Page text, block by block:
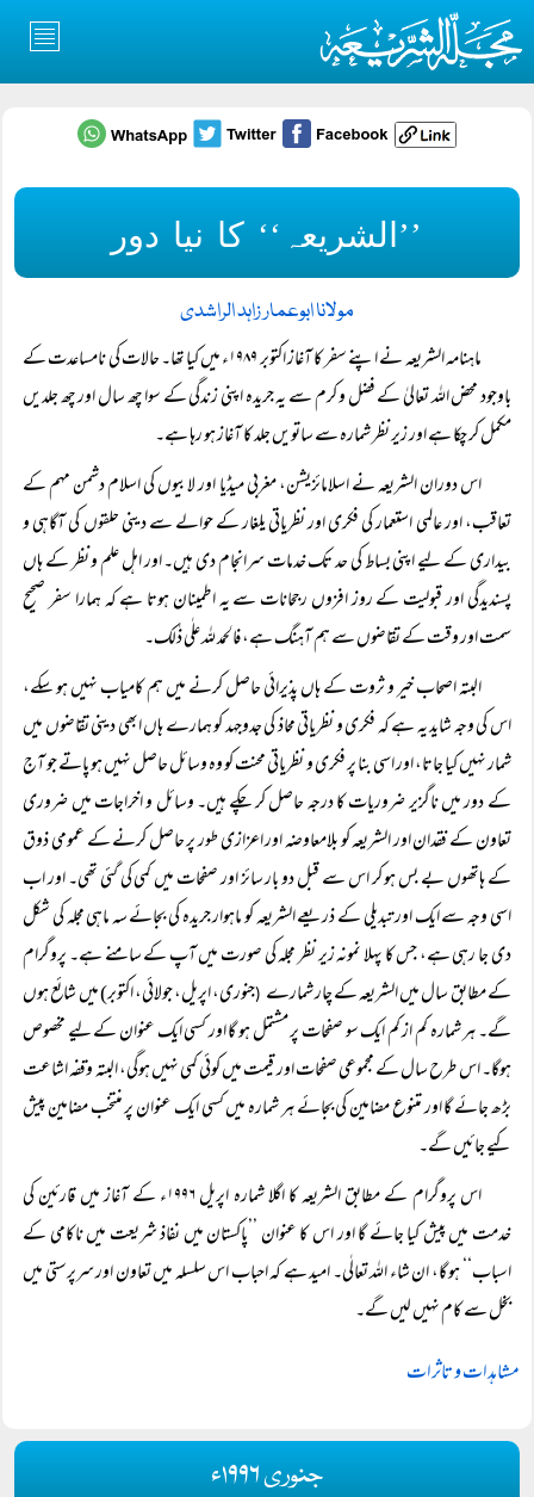
’’الشریعہ‘‘ کا نیا دور
مولانا ابوعمار زاہد الراشدی
ماہنامہ الشریعہ نے اپنے سفر کا آغاز اکتوبر ۱۹۸۹ء میں کیا تھا۔ حالات کی نامساعدت کے
باوجود محض اللہ تعالیٰ کے فضل و کرم سے یہ جریدہ اپنی زندگی کے سوا چھ سال اور چھ جلدیں
مکمل کر چکا ہے اور زیر نظر شمارہ سے ساتویں جلد کا آغاز ہو رہا ہے۔
اس دوران الشریعہ نے اسلامائزیشن، مغربی میڈیا اور لابیوں کی اسلام دشمن مہم کے
تعاقب، اور عالمی استعمار کی فکری اور نظریاتی یلغار کے حوالے سے دینی حلقوں کی آگاہی و
بیداری کے لیے اپنی بساط کی حد تک خدمات سرانجام دی ہیں۔ اور اہل علم و نظر کے ہاں
پسندیدگی اور قبولیت کے روز افزوں رجحانات سے یہ اطمینان ہوتا ہے کہ ہمارا سفر صحیح
سمت اور وقت کے تقاضوں سے ہم آہنگ ہے، فالحمد للہ علٰی ذٰلک۔
البتہ اصحاب خیر و ثروت کے ہاں پذیرائی حاصل کرنے میں ہم کامیاب نہیں ہو سکے،
اس کی وجہ شاید یہ ہے کہ فکری و نظریاتی محاذ کی جدوجہد کو ہمارے ہاں ابھی دینی تقاضوں میں
شمار نہیں کیا جاتا، اور اسی بنا پر فکری و نظریاتی محنت کو وہ وسائل حاصل نہیں ہو پاتے جو آج
کے دور میں ناگزیر ضروریات کا درجہ حاصل کر چکے ہیں۔ وسائل و اخراجات میں ضروری
تعاون کے فقدان اور الشریعہ کو بلامعاوضہ اور اعزازی طور پر حاصل کرنے کے عمومی ذوق
کے ہاتھوں بے بس ہو کر اس سے قبل دو بار سائز اور صفحات میں کمی کی گئی تھی۔ اور اب
اسی وجہ سے ایک اور تبدیلی کے ذریعے الشریعہ کو ماہوار جریدہ کی بجائے سہ ماہی مجلہ کی شکل
دی جا رہی ہے، جس کا پہلا نمونہ زیر نظر مجلہ کی صورت میں آپ کے سامنے ہے۔ پروگرام
کے مطابق سال میں الشریعہ کے چار شمارے (جنوری، اپریل، جولائی، اکتوبر) میں شائع ہوں
گے۔ ہر شمارہ کم از کم ایک سو صفحات پر مشتمل ہو گا اور کسی ایک عنوان کے لیے مخصوص
ہوگا۔ اس طرح سال کے مجموعی صفحات اور قیمت میں کوئی کمی نہیں ہوگی، البتہ وقفہ اشاعت
بڑھ جائے گا اور متنوع مضامین کی بجائے ہر شمارہ میں کسی ایک عنوان پر منتخب مضامین پیش
کیے جائیں گے۔
اس پروگرام کے مطابق الشریعہ کا اگلا شمارہ اپریل ۱۹۹۶ء کے آغاز میں قارئین کی
خدمت میں پیش کیا جائے گا اور اس کا عنوان ’’پاکستان میں نفاذ شریعت میں ناکامی کے
اسباب‘‘ ہو گا، ان شاء اللہ تعالٰی۔ امید ہے کہ احباب اس سلسلہ میں تعاون اور سرپرستی میں
بخل سے کام نہیں لیں گے۔
مشاہدات و تاثرات
جنوری ۱۹۹۶ء